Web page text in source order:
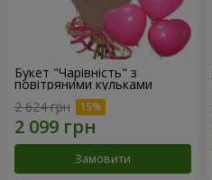
Букет "Чарівність" з
повітряними кульками
2 624 грн
Замовити